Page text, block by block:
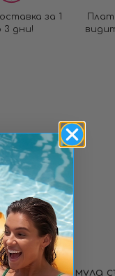
за 1
3 дни!
формула